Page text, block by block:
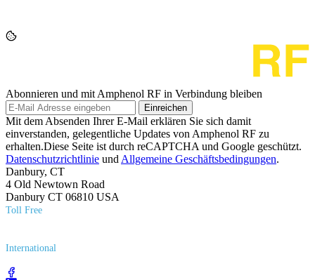
Abonnieren und mit Amphenol RF in Verbindung bleiben
Einreichen
Mit dem Absenden Ihrer E-Mail erklären Sie sich damit
einverstanden, gelegentliche Updates von Amphenol RF zu
erhalten.Diese Seite ist durch reCAPTCHA und Google geschützt.
Datenschutzrichtlinie und Allgemeine Geschäftsbedingungen.
Danbury, CT
4 Old Newtown Road
Danbury CT 06810 USA
Toll Free
International